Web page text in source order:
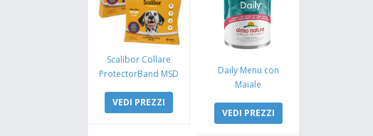
Scalibor Collare
ProtectorBand MSD
VEDI PREZZI
Daily Menu con
Maiale
VEDI PREZZI